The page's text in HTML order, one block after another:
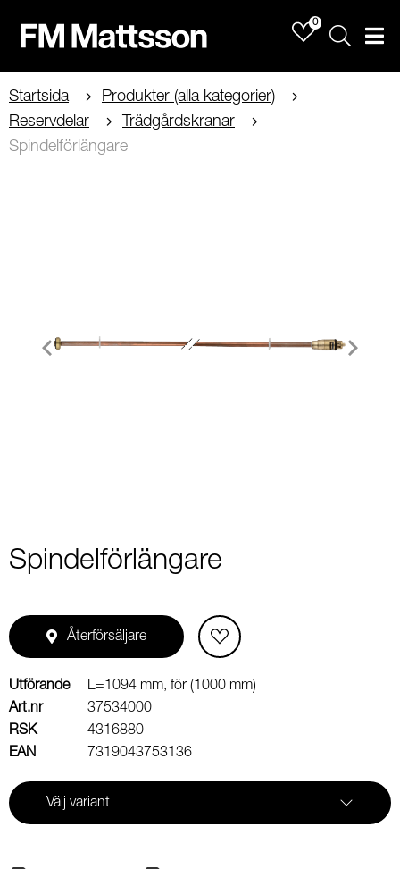
0
Sök
Startsida
Produkter (alla kategorier)
Reservdelar
Trädgårdskranar
Spindelförlängare
Spindelförlängare
Återförsäljare
Utförande
L=1094 mm, för (1000 mm)
Art.nr
37534000
RSK
4316880
EAN
7319043753136
Välj variant